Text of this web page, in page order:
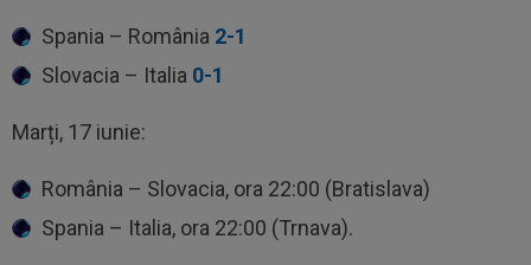
Spania – România 2-1
Slovacia – Italia 0-1
Marți, 17 iunie:
România – Slovacia, ora 22:00 (Bratislava)
Spania – Italia, ora 22:00 (Trnava).